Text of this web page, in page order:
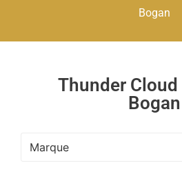
Bogan
Thunder Cloud
Bogan
Marque